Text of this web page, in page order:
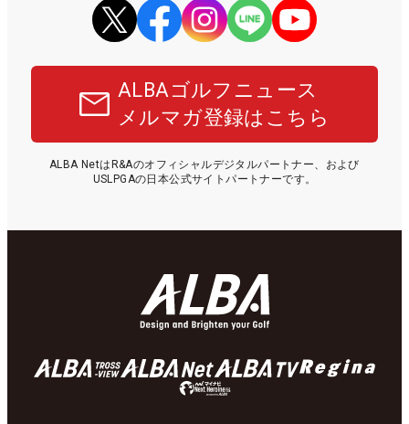
ALBAゴルフニュース
メルマガ登録はこちら
ALBA NetはR&Aのオフィシャルデジタルパートナー、および
USLPGAの日本公式サイトパートナーです。